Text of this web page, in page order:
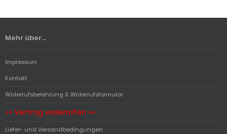
Mehr über...
Impressum
Kontakt
Widerrufsbelehrung & Widerrufsformular
«« Vertrag widerrufen »»
Liefer- und Versandbedingungen